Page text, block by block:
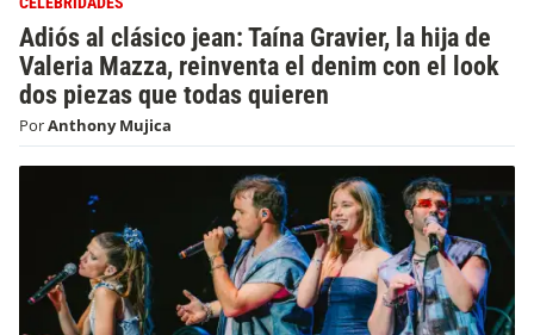
Adiós al clásico jean: Taína Gravier, la hija de
Valeria Mazza, reinventa el denim con el look
dos piezas que todas quieren
PorAnthony Mujica